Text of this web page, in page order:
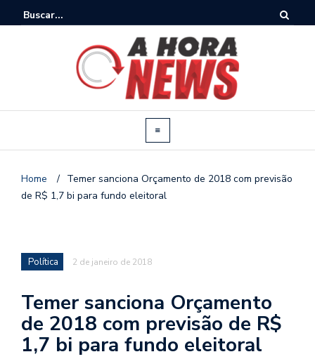
Home / Temer sanciona Orçamento de 2018 com previsão
de R$ 1,7 bi para fundo eleitoral
Política 2 de janeiro de 2018
Temer sanciona Orçamento
de 2018 com previsão de R$
1,7 bi para fundo eleitoral